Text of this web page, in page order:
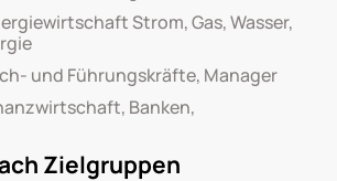
Strom, Gas, Wasser,
und Führungskräfte, Manager
Banken,
Zielgruppen